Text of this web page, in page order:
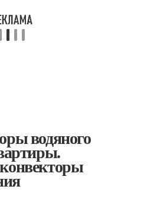
водяного